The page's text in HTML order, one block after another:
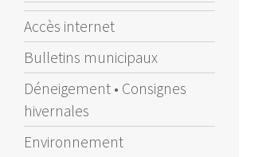
Accès internet
Bulletins municipaux
Déneigement • Consignes
hivernales
Environnement